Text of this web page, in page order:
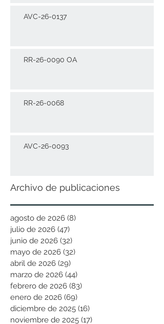
AVC-26-0137
RR-26-0090 OA
RR-26-0068
AVC-26-0093
Archivo de publicaciones
agosto de 2026 (8)
julio de 2026 (47)
junio de 2026 (32)
mayo de 2026 (32)
abril de 2026 (29)
marzo de 2026 (44)
febrero de 2026 (83)
enero de 2026 (69)
diciembre de 2025 (16)
noviembre de 2025 (17)